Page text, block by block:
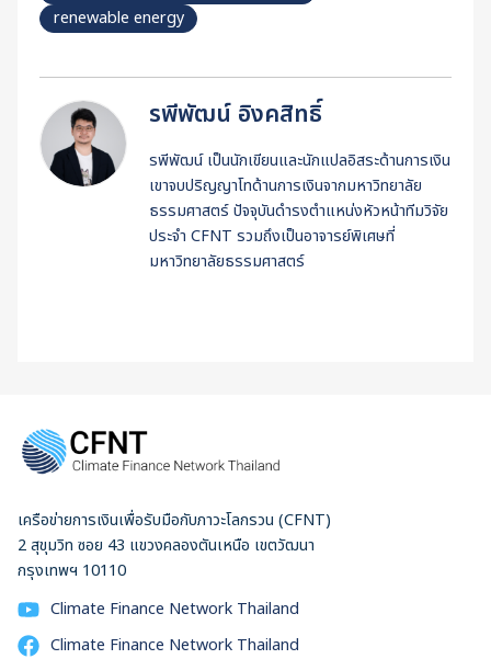
renewable energy
รพีพัฒน์ อิงคสิทธิ์
รพีพัฒน์ เป็นนักเขียนและนักแปลอิสระด้านการเงิน
เขาจบปริญญาโทด้านการเงินจากมหาวิทยาลัย
ธรรมศาสตร์ ปัจจุบันดำรงตำแหน่งหัวหน้าทีมวิจัย
ประจำ CFNT รวมถึงเป็นอาจารย์พิเศษที่
มหาวิทยาลัยธรรมศาสตร์
เครือข่ายการเงินเพื่อรับมือกับภาวะโลกรวน (CFNT)
2 สุขุมวิท ซอย 43 แขวงคลองตันเหนือ เขตวัฒนา
กรุงเทพฯ 10110
Climate Finance Network Thailand
Climate Finance Network Thailand